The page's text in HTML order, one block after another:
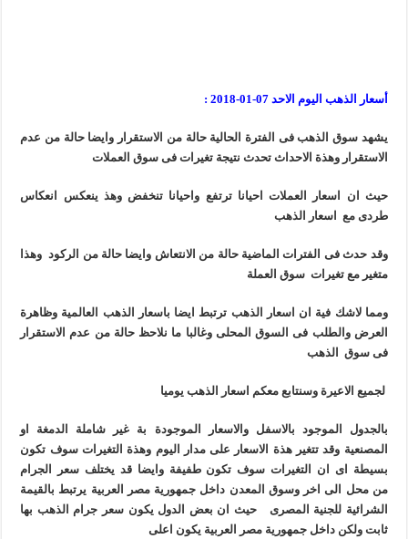
أسعار الذهب اليوم الاحد 07-01-2018 :
يشهد سوق الذهب فى الفترة الحالية حالة من الاستقرار وايضا حالة من عدم
الاستقرار وهذة الاحداث تحدث نتيجة تغيرات فى سوق العملات
حيث ان اسعار العملات احيانا ترتفع واحيانا تنخفض وهذ ينعكس انعكاس
طردى مع اسعار الذهب
وقد حدث فى الفترات الماضية حالة من الانتعاش وايضا حالة من الركود وهذا
متغير مع تغيرات سوق العملة
ومما لاشك فية ان اسعار الذهب ترتبط ايضا باسعار الذهب العالمية وظاهرة
العرض والطلب فى السوق المحلى وغالبا ما نلاحظ حالة من عدم الاستقرار
فى سوق الذهب
لجميع الاعيرة وسنتابع معكم اسعار الذهب يوميا
بالجدول الموجود بالاسفل والاسعار الموجودة بة غير شاملة الدمغة او
المصنعية وقد تتغير هذة الاسعار على مدار اليوم وهذة التغيرات سوف تكون
بسيطة اى ان التغيرات سوف تكون طفيفة وايضا قد يختلف سعر الجرام
من محل الى اخر وسوق المعدن داخل جمهورية مصر العربية يرتبط بالقيمة
الشرائية للجنية المصرى حيث ان بعض الدول يكون سعر جرام الذهب بها
ثابت ولكن داخل جمهورية مصر العربية يكون اعلى